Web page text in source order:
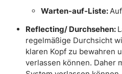
Warten-auf-Liste:
Reflecting/ Durchsehen:
regelmäßige Durchsicht
klaren Kopf zu bewahren
verlassen können. Daher